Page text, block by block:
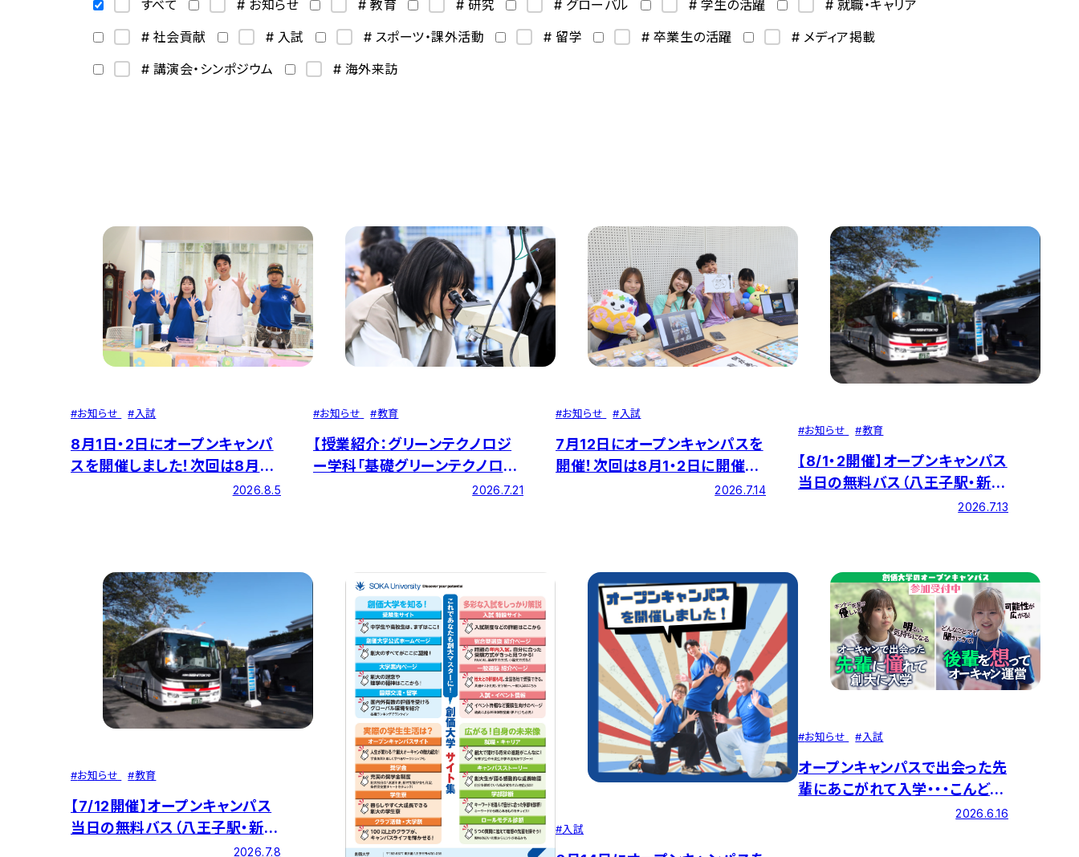
すべて # お知らせ # 教育 # 研究 # グローバル # 学生の活躍
# 就職・キャリア
# 社会貢献
# 入試 # スポーツ・課外活動 # 留学 # 卒業生の活躍
# メディア掲載
# 講演会・シンポジウム
# 海外来訪
#お知らせ #入試
8月1日・2日にオープンキャンパ
スを開催しました！次回は8月30
2026.8.5
#お知らせ #教育
【授業紹介：グリーンテクノロジ
ー学科「基礎グリーンテクノロジ
ー実習」】顕微鏡の使い方を学ぼ
2026.7.21
#お知らせ #入試
7月12日にオープンキャンパスを
開催！次回は8月1・2日に開催し
2026.7.14
#お知らせ #教育
【8/1・2開催】オープンキャンパス
当日の無料バス（八王子駅・新宿
駅・横浜駅・大宮駅・千葉駅）・学
2026.7.13
#お知らせ #教育
【7/12開催】オープンキャンパス
当日の無料バス（八王子駅・新宿
駅・横浜駅・大宮駅・千葉駅）・学
2026.7.8
#入試
#お知らせ #入試
オープンキャンパスで出会った先
輩にあこがれて入学・・・こんどは
自分が高校生の進路選びの役に
2026.6.16